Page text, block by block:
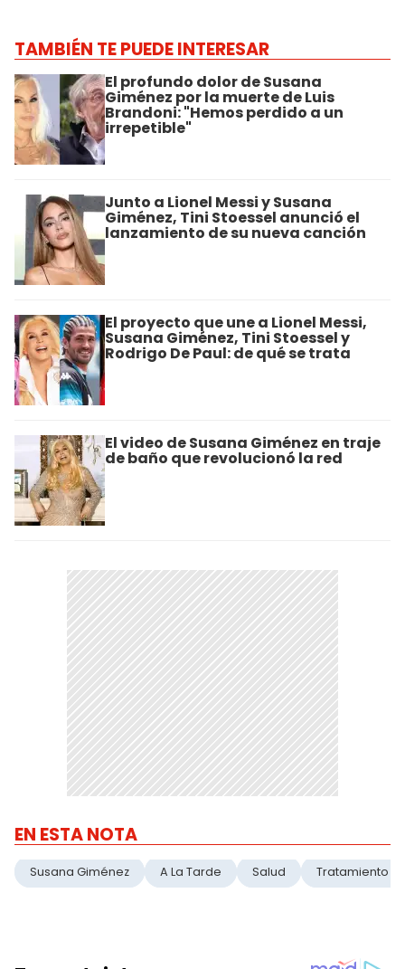
TAMBIÉN TE PUEDE INTERESAR
El profundo dolor de Susana
Giménez por la muerte de Luis
Brandoni: "Hemos perdido a un
irrepetible"
Junto a Lionel Messi y Susana
Giménez, Tini Stoessel anunció el
lanzamiento de su nueva canción
El proyecto que une a Lionel Messi,
Susana Giménez, Tini Stoessel y
Rodrigo De Paul: de qué se trata
El video de Susana Giménez en traje
de baño que revolucionó la red
EN ESTA NOTA
Susana Giménez A La Tarde Salud Tratamiento